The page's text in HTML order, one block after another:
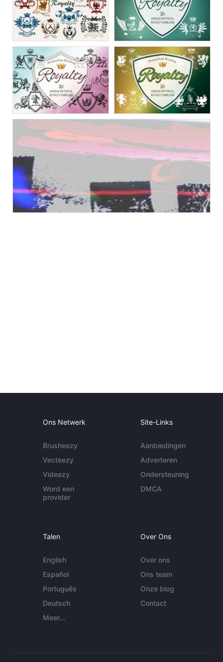
Ons Netwerk
Brusheezy
Vecteezy
Videezy
Word een
provider
Site-Links
Aanbiedingen
Adverteren
Ondersteuning
DMCA
Talen
English
Español
Português
Deutsch
Meer...
Over Ons
Over ons
Ons team
Onze blog
Contact